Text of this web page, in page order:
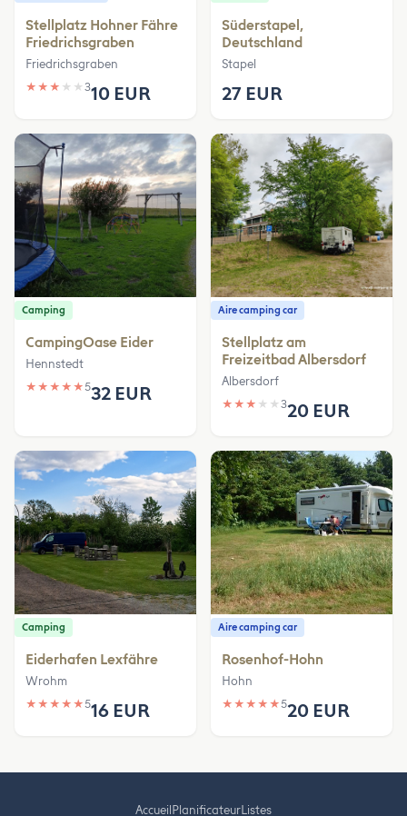
Stellplatz Hohner Fähre
Friedrichsgraben
Friedrichsgraben
★ ★ ★ ★ ★ 310 EUR
Süderstapel,
Deutschland
Stapel
27 EUR
Camping
CampingOase Eider
Hennstedt
★ ★ ★ ★ ★532 EUR
Aire camping car
Stellplatz am
Freizeitbad Albersdorf
Albersdorf
★ ★ ★ ★ ★ 320 EUR
Camping
Eiderhafen Lexfähre
Wrohm
★ ★ ★ ★ ★516 EUR
Aire camping car
Rosenhof-Hohn
Hohn
★ ★ ★ ★ ★520 EUR
AccueilPlanificateurListes